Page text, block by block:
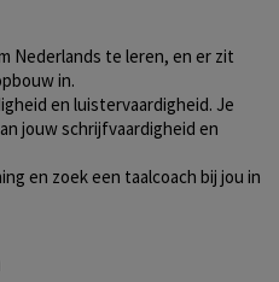
Nederlands te leren, en er zit
in.
en luistervaardigheid. Je
jouw schrijfvaardigheid en
en zoek een taalcoach bij jou in